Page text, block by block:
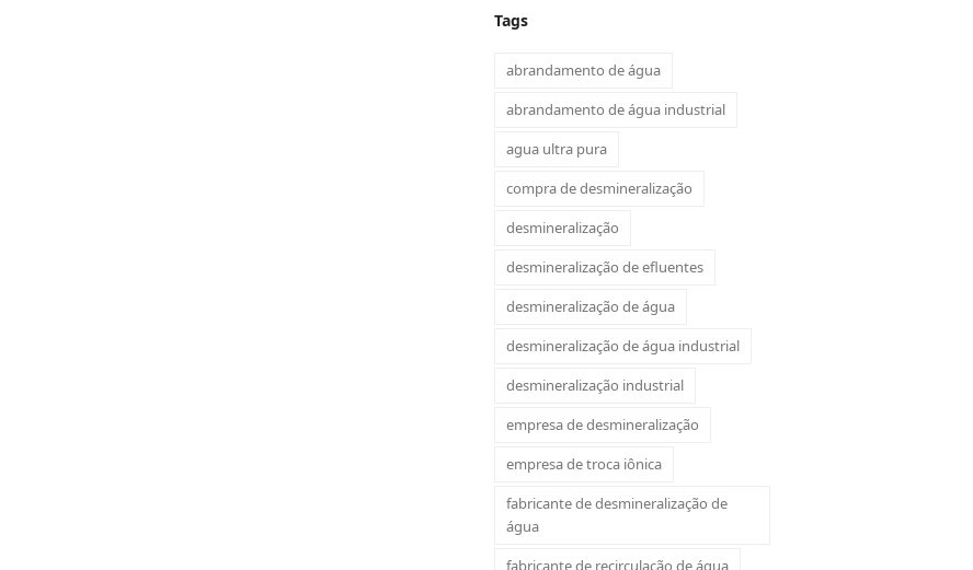
Tags
abrandamento de água
abrandamento de água industrial
agua ultra pura
compra de desmineralização
desmineralização
desmineralização de efluentes
desmineralização de água
desmineralização de água industrial
desmineralização industrial
empresa de desmineralização
empresa de troca iônica
fabricante de desmineralização de
água
fabricante de recirculação de água